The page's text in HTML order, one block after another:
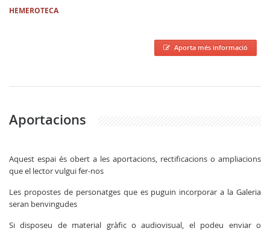
HEMEROTECA
Aporta més informació
Aportacions
Aquest espai és obert a les aportacions, rectificacions o ampliacions
que el lector vulgui fer-nos
Les propostes de personatges que es puguin incorporar a la Galeria
seran benvingudes
Si disposeu de material gràfic o audiovisual, el podeu enviar o